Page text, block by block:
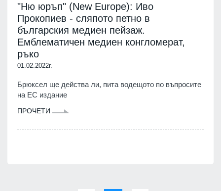
"Ню юръп" (New Europe): Иво
Прокопиев - сляпото петно в
българския медиен пейзаж.
Емблематичен медиен конгломерат,
ръко
01.02.2022г.
Брюксел ще действа ли, пита водещото по въпросите
на ЕС издание
ПРОЧЕТИ